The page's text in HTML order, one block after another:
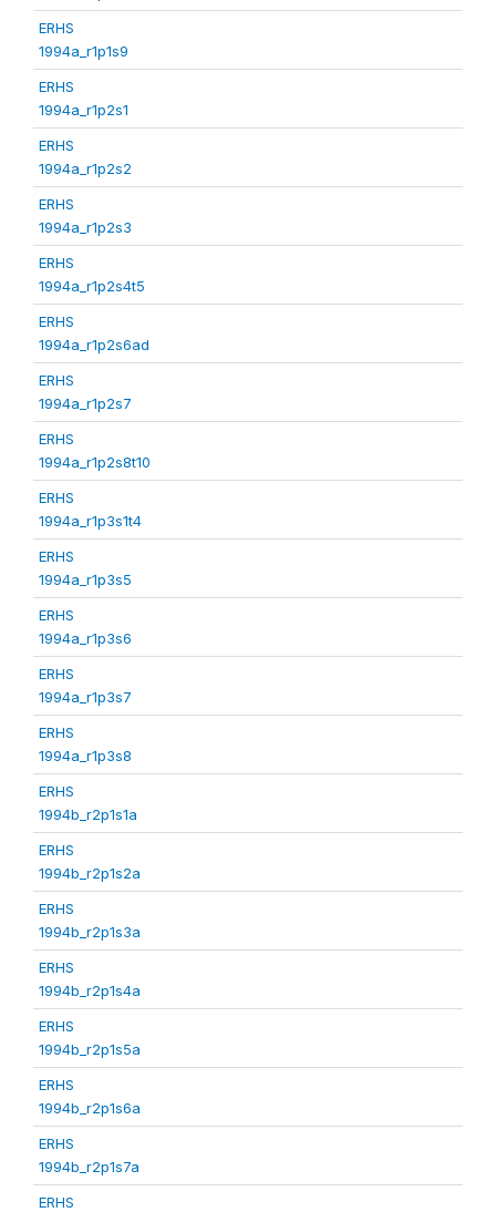
ERHS
1994a_r1p1s9
ERHS
1994a_r1p2s1
ERHS
1994a_r1p2s2
ERHS
1994a_r1p2s3
ERHS
1994a_r1p2s4t5
ERHS
1994a_r1p2s6ad
ERHS
1994a_r1p2s7
ERHS
1994a_r1p2s8t10
ERHS
1994a_r1p3s1t4
ERHS
1994a_r1p3s5
ERHS
1994a_r1p3s6
ERHS
1994a_r1p3s7
ERHS
1994a_r1p3s8
ERHS
1994b_r2p1s1a
ERHS
1994b_r2p1s2a
ERHS
1994b_r2p1s3a
ERHS
1994b_r2p1s4a
ERHS
1994b_r2p1s5a
ERHS
1994b_r2p1s6a
ERHS
1994b_r2p1s7a
ERHS